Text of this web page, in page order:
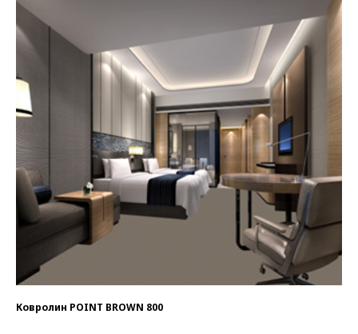
Ковролин POINT BROWN 800